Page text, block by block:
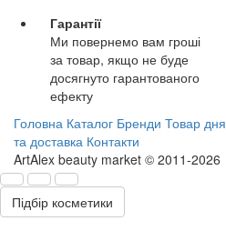
Гарантії
Ми повернемо вам гроші
за товар, якщо не буде
досягнуто гарантованого
ефекту
Головна Каталог Бренди Товар дня
та доставка Контакти
ArtAlex beauty market © 2011-2026
Підбір косметики